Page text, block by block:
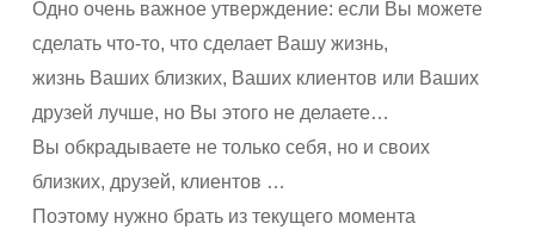
Одно очень важное утверждение: если Вы можете
сделать что-то, что сделает Вашу жизнь,
жизнь Ваших близких, Ваших клиентов или Ваших
друзей лучше, но Вы этого не делаете…
Вы обкрадываете не только себя, но и своих
близких, друзей, клиентов …
Поэтому нужно брать из текущего момента